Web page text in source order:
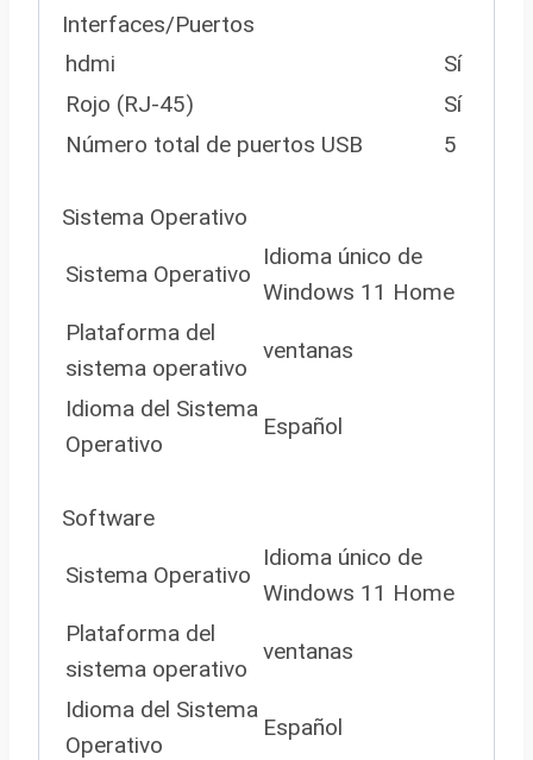
Interfaces/Puertos
hdmi
Sí
Rojo (RJ-45)
Sí
Número total de puertos USB
5
Sistema Operativo
Sistema Operativo
Idioma único de
Windows 11 Home
Plataforma del
sistema operativo
ventanas
Idioma del Sistema
Operativo
Español
Software
Sistema Operativo
Idioma único de
Windows 11 Home
Plataforma del
sistema operativo
ventanas
Idioma del Sistema
Operativo
Español